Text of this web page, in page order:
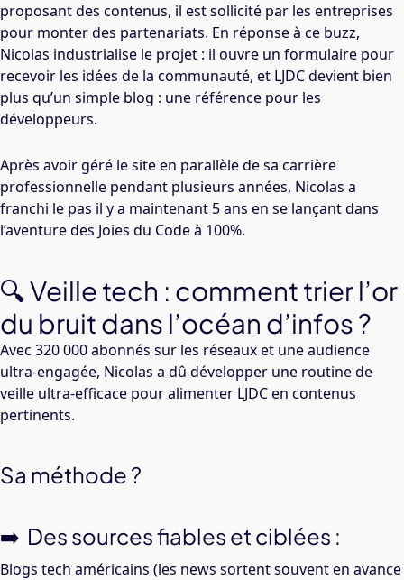
proposant des contenus, il est sollicité par les entreprises
pour monter des partenariats. En réponse à ce buzz,
Nicolas industrialise le projet : il ouvre un formulaire pour
recevoir les idées de la communauté, et LJDC devient bien
plus qu’un simple blog : une référence pour les
développeurs.
Après avoir géré le site en parallèle de sa carrière
professionnelle pendant plusieurs années, Nicolas a
franchi le pas il y a maintenant 5 ans en se lançant dans
l’aventure des Joies du Code à 100%.
🔍 Veille tech : comment trier l’or
du bruit dans l’océan d’infos ?
Avec 320 000 abonnés sur les réseaux et une audience
ultra-engagée, Nicolas a dû développer une routine de
veille ultra-efficace pour alimenter LJDC en contenus
pertinents.
Sa méthode ?
➡️ Des sources fiables et ciblées :
Blogs tech américains (les news sortent souvent en avance